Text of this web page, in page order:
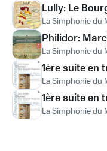
Lully: Le
La Simphonie du
Philidor:
La Simphonie du
1ère suite en
La Simphonie du
1ère suite en
La Simphonie du